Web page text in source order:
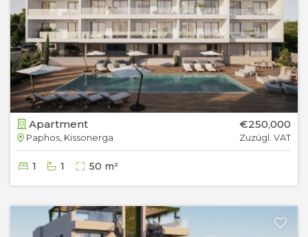
Apartment
Paphos, Kissonerga
€250,000
Zuzügl. VAT
1 1 50 m²